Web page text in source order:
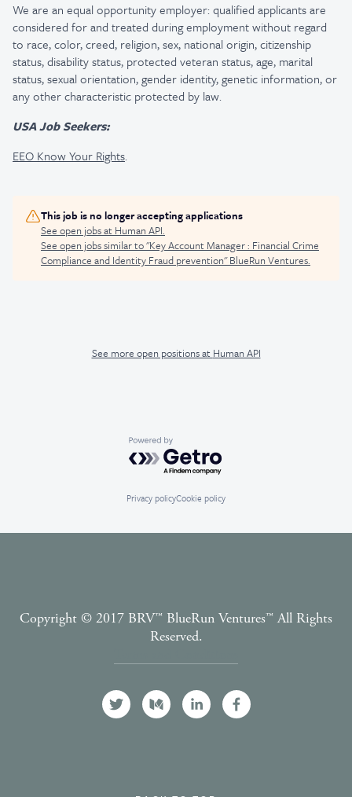
We are an equal opportunity employer: qualified applicants are
considered for and treated during employment without regard
to race, color, creed, religion, sex, national origin, citizenship
status, disability status, protected veteran status, age, marital
status, sexual orientation, gender identity, genetic information, or
any other characteristic protected by law.
USA Job Seekers:
EEO Know Your Rights.
This job is no longer accepting applications
See open jobs at Human API.
See open jobs similar to "Key Account Manager : Financial Crime
Compliance and Identity Fraud prevention"BlueRun Ventures.
See more open positions at Human API
Powered by Getro.com
Privacy policyCookie policy
Copyright © 2017 BRV™️ BlueRun Ventures™️ All Rights
Reserved.